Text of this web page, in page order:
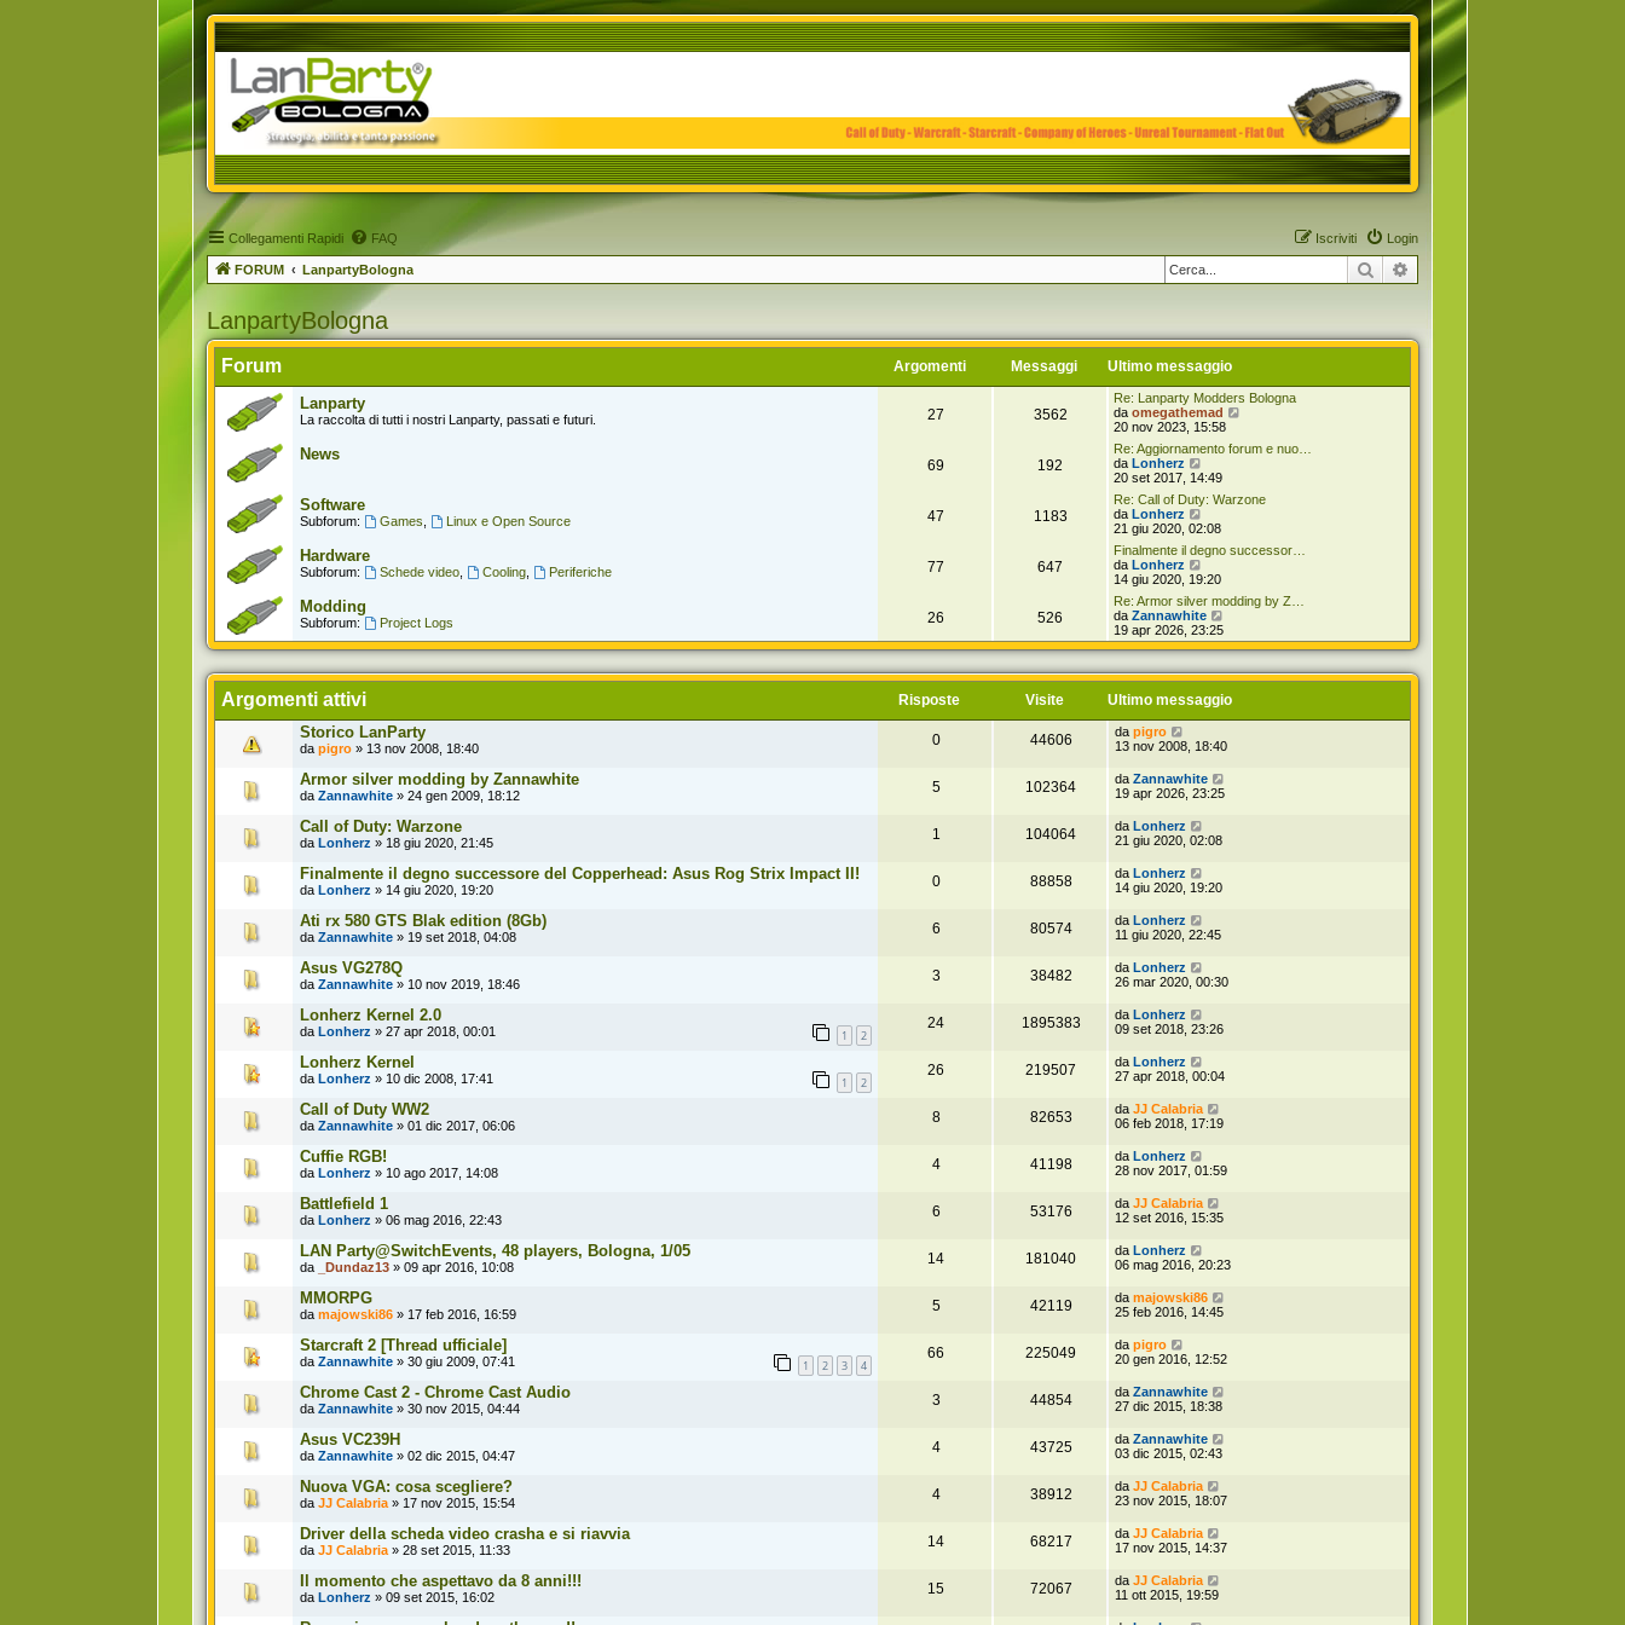
Collegamenti Rapidi FAQ Login
Iscriviti
FORUM LanpartyBologna Cerca
LanpartyBologna
Forum Argomenti Messaggi Ultimo messaggio
Lanparty
La raccolta di tutti i nostri Lanparty, passati e futuri. 27 3562
Re: Lanparty Modders Bologna
da omegathemad
i
t
m
s
g
i
o
20 nov 2023, 15:58
News
69 192
Re: Aggiornamento forum e nuo…
da Lonherz
e
i
l
t
m
m
e
s
s
g
g
i
o
20 set 2017, 14:49
Software
Subforum: Games Linux e Open Source 47 1183
Re: Call of Duty: Warzone
da Lonherz
e
i
l
t
i
m
o
m
e
s
s
g
o
21 giu 2020, 02:08
Hardware
Subforum: Schede video, Cooling, Periferiche 77 647
Finalmente il degno successor…
da Lonherz
e
i
u
l
t
m
o
m
e
s
g
g
14 giu 2020, 19:20
Modding
Subforum: Project Logs 26 526
Re: Armor silver modding by Z…
da Zannawhite
d
i
u
l
t
o
s
19 apr 2026, 23:25
Argomenti attivi Risposte Visite Ultimo messaggio
Storico LanParty
da pigro » 13 nov 2008, 18:40 0 44606 da pigro
13 nov 2008, 18:40
Armor silver modding by Zannawhite
da Zannawhite » 24 gen 2009, 18:12 5 102364 da Zannawhite
19 apr 2026, 23:25
Call of Duty: Warzone
da Lonherz » 18 giu 2020, 21:45 1 104064 da Lonherz
21 giu 2020, 02:08
Finalmente il degno successore del Copperhead: Asus Rog Strix Impact II!
da Lonherz » 14 giu 2020, 19:20 0 88858 da Lonherz
14 giu 2020, 19:20
Ati rx 580 GTS Blak edition (8Gb)
da Zannawhite » 19 set 2018, 04:08 6 80574 da Lonherz
11 giu 2020, 22:45
Asus VG278Q
da Zannawhite » 10 nov 2019, 18:46 3 38482 da Lonherz
26 mar 2020, 00:30
Lonherz Kernel 2.0
da Lonherz » 27 apr 2018, 00:01 1 2
24 1895383 da Lonherz
09 set 2018, 23:26
Lonherz Kernel
da Lonherz » 10 dic 2008, 17:41 1 2
26 219507 da Lonherz
27 apr 2018, 00:04
Call of Duty WW2
da Zannawhite » 01 dic 2017, 06:06 8 82653 da JJ Calabria
06 feb 2018, 17:19
Cuffie RGB!
da Lonherz » 10 ago 2017, 14:08 4 41198 da Lonherz
28 nov 2017, 01:59
Battlefield 1
da Lonherz » 06 mag 2016, 22:43 6 53176 da JJ Calabria
12 set 2016, 15:35
LAN Party@SwitchEvents, 48 players, Bologna, 1/05
da _Dundaz13 » 09 apr 2016, 10:08 14 181040 da Lonherz
06 mag 2016, 20:23
MMORPG
da majowski86 » 17 feb 2016, 16:59 5 42119 da majowski86
25 feb 2016, 14:45
Starcraft 2 [Thread ufficiale]
da Zannawhite » 30 giu 2009, 07:41 1 2 3 4
66 225049 da pigro
20 gen 2016, 12:52
Chrome Cast 2 - Chrome Cast Audio
da Zannawhite » 30 nov 2015, 04:44 3 44854 da Zannawhite
27 dic 2015, 18:38
Asus VC239H
da Zannawhite » 02 dic 2015, 04:47 4 43725 da Zannawhite
03 dic 2015, 02:43
Nuova VGA: cosa scegliere?
da JJ Calabria » 17 nov 2015, 15:54 4 38912 da JJ Calabria
23 nov 2015, 18:07
Driver della scheda video crasha e si riavvia
da JJ Calabria » 28 set 2015, 11:33 14 68217 da JJ Calabria
17 nov 2015, 14:37
Il momento che aspettavo da 8 anni!!!
da Lonherz » 09 set 2015, 16:02 15 72067 da JJ Calabria
11 ott 2015, 19:59